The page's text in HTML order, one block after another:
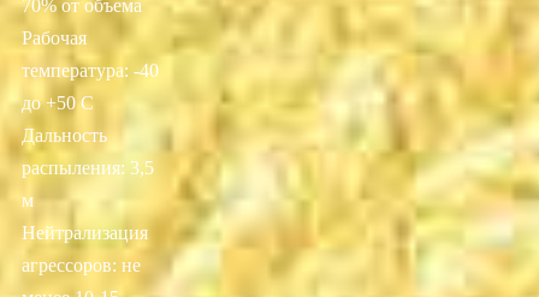
70% от объема
Рабочая
температура: -40
до +50 С
Дальность
распыления: 3,5
м
Нейтрализация
агрессоров: не